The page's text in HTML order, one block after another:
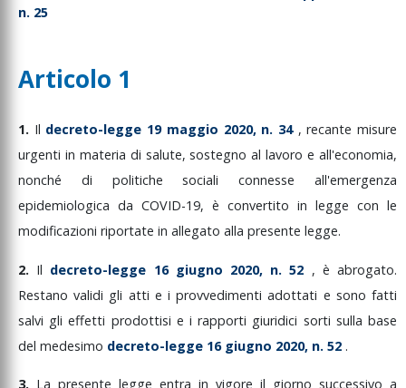
n. 25
Articolo 1
1. Il decreto-legge 19 maggio 2020, n. 34 ,recantemisure
urgenti in materia di salute,sostegnoallavoroeall'economia,
nonché di politichesocialiconnesseall'emergenza
epidemiologica da COVID-19, è convertito in legge con le
modificazioni riportate in allegato alla presente legge.
2. Il decreto-legge 16 giugno 2020, n.52 , èabrogato.
Restanovalidi gli atti eiprovvedimentiadottati e sonofatti
salvi glieffetti prodottisi eirapporti giuridici sorti sullabase
del medesimo decreto-legge 16 giugno 2020, n. 52 .
3. La presente legge entra in vigore il giorno successivo a